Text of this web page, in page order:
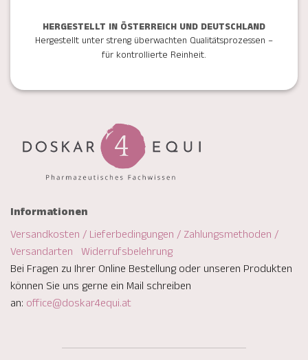
HERGESTELLT IN ÖSTERREICH UND DEUTSCHLAND
Hergestellt unter streng überwachten Qualitätsprozessen –
für kontrollierte Reinheit.
Informationen
Versandkosten / Lieferbedingungen / Zahlungsmethoden /
Versandarten Widerrufsbelehrung
Bei Fragen zu Ihrer Online Bestellung oder unseren Produkten
können Sie uns gerne ein Mail schreiben
an: office@doskar4equi.at